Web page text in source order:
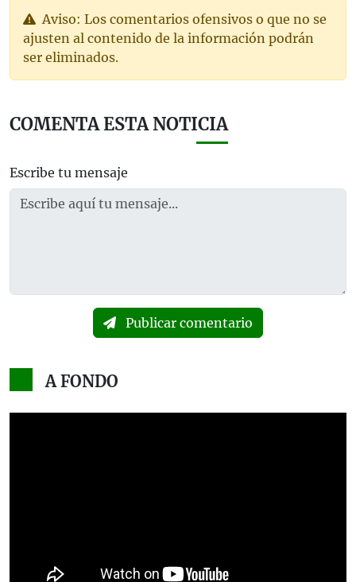
Aviso: Los comentarios ofensivos o que no se
ajusten al contenido de la información podrán
ser eliminados.
COMENTA ESTA NOTICIA
Escribe tu mensaje
Publicar comentario
A FONDO